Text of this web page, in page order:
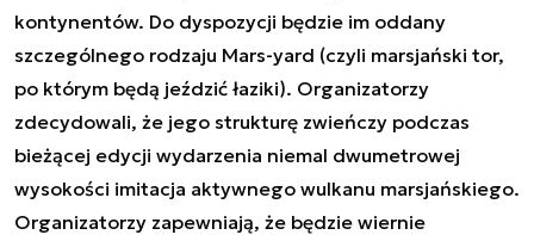
kontynentów. Do dyspozycji będzie im oddany
szczególnego rodzaju Mars-yard (czyli marsjański tor,
po którym będą jeździć łaziki). Organizatorzy
zdecydowali, że jego strukturę zwieńczy podczas
bieżącej edycji wydarzenia niemal dwumetrowej
wysokości imitacja aktywnego wulkanu marsjańskiego.
Organizatorzy zapewniają, że będzie wiernie